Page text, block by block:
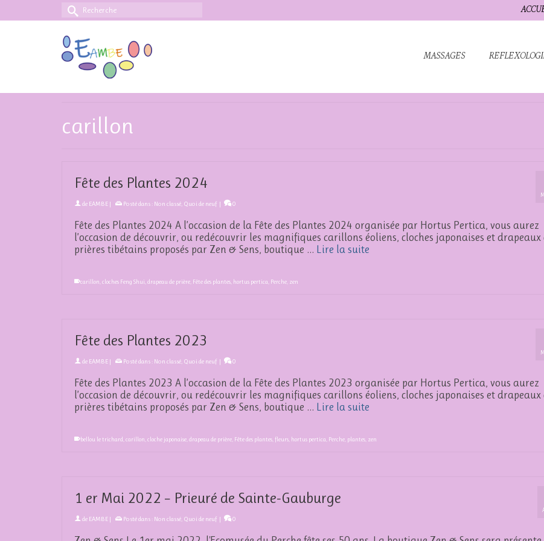
Rechercher :
MASSAGES
carillon
Fête des Plantes 2024
de EAMBE | Posté dans : Non classé, Quoi de neuf | 0
Fête des Plantes 2024 A l’occasion de la Fête des Plantes 2024 organisée par Hortus Pertica, vous aurez
l’occasion de découvrir, ou redécouvrir les magnifiques carillons éoliens, cloches japonaises et drapeaux
prières tibétains proposés par Zen & Sens, boutique … Lire la suite
carillon cloches Feng Shui drapeau de prière Fête des plantes hortus pertica Perche zen
Fête des Plantes 2023
de EAMBE | Posté dans : Non classé, Quoi de neuf | 0
Fête des Plantes 2023 A l’occasion de la Fête des Plantes 2023 organisée par Hortus Pertica, vous aurez
l’occasion de découvrir, ou redécouvrir les magnifiques carillons éoliens, cloches japonaises et drapeaux
prières tibétains proposés par Zen & Sens, boutique … Lire la suite
bellou le trichard carillon cloche japonaise drapeau de prière Fête des plantes fleurs hortus pertica Perche plantes zen
1 er Mai 2022 – Prieuré de Sainte-Gauburge
de EAMBE | Posté dans : Non classé, Quoi de neuf | 0